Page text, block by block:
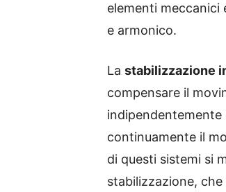
elementi
e armonico.
La stabilizzazione
compensare il
indipendentemente
continuamente il
di questi sistemi si
stabilizzazione,